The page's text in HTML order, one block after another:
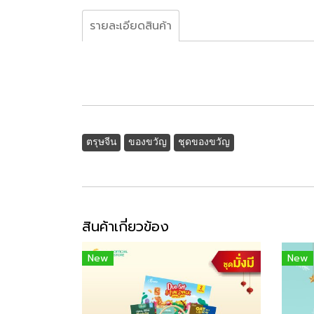
รายละเอียดสินค้า
ตรุษจีน ของขวัญ ชุดของขวัญ
สินค้าเกี่ยวข้อง
New New